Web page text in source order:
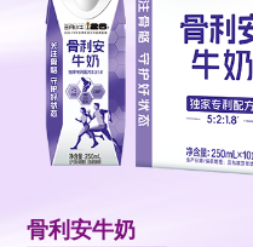
骨利安牛奶